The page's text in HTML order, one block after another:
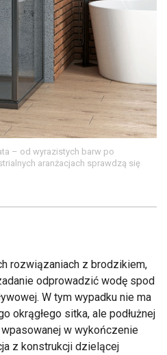
– od wyrazistych barw po
aranżacjach sprawdzą się
rozwiązaniach z brodzikiem,
odprowadzić wodę spod
W tym wypadku nie ma
okrągłego sitka, ale podłużnej
w wykończenie
z konstrukcji dzielącej